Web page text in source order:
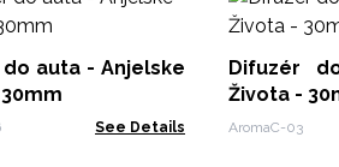
auta - Anjelske
See Details
Difuzér
Života -
AromaC-03